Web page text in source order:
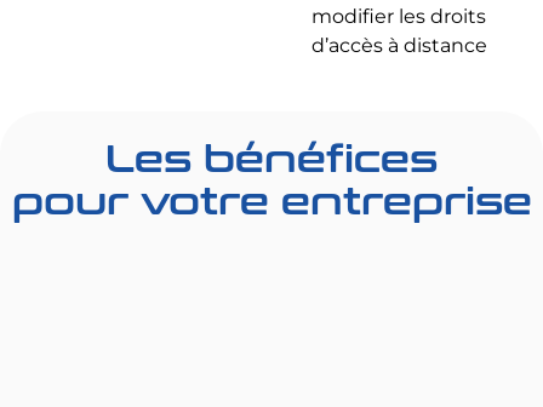
modifier les droits
d’accès à distance
Les bénéfices
pour votre entreprise